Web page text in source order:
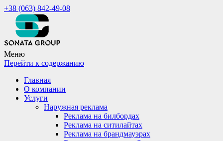
+38 (063) 842-49-08
Меню
Перейти к содержанию
Главная
О компании
Услуги
Наружная реклама
Реклама на билбордах
Реклама на ситилайтах
Реклама на брандмауэрах